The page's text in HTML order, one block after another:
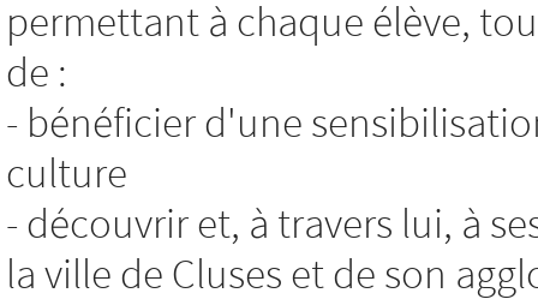
permettant à chaque élève,
de :
- bénéficier d'une
culture
- découvrir et, à travers lui, à
la ville de Cluses et de son